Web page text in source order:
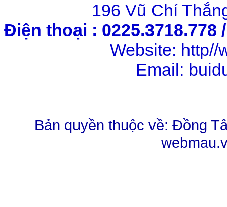
196 Vũ Chí
Điện thoại : 0225.3718.778
Website:
Email:
Bản quyền thuộc về: Đồng